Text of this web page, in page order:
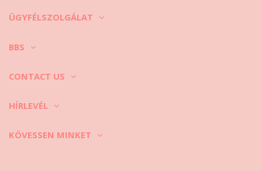
ÜGYFÉLSZOLGÁLAT
BBS
CONTACT US
HÍRLEVÉL
KÖVESSEN MINKET